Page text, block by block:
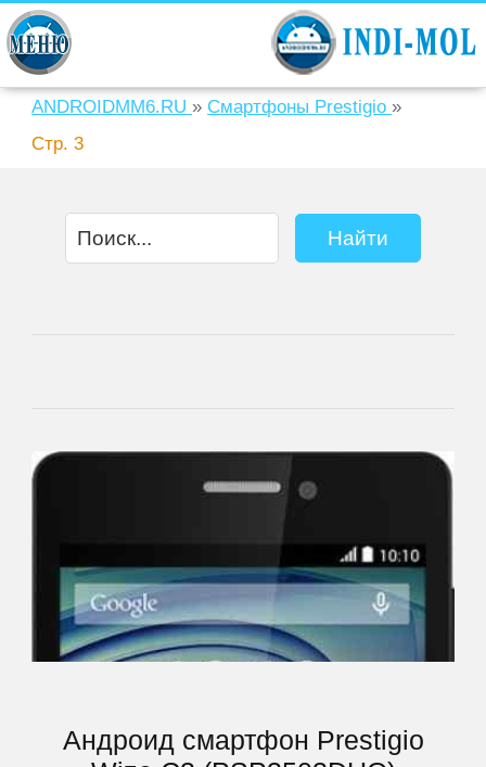
ANDROIDMM6.RU » Смартфоны Prestigio »
Стр. 3
Андроид смартфон Prestigio